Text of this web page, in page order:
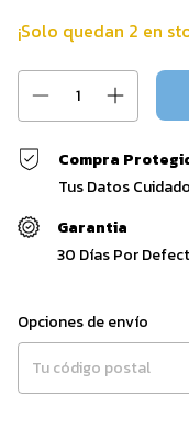
¡Solo quedan 2 en
Compra
Tus Datos
Garantia
30 Días Por
Entregas para el CP:
Opciones de envío